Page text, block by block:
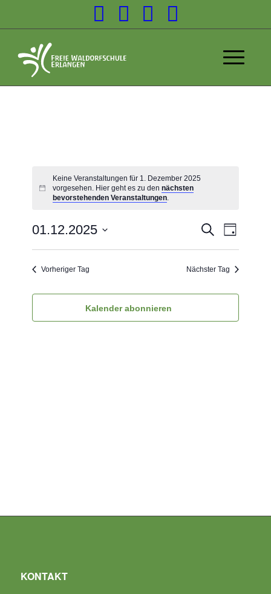
Keine Veranstaltungen für 1. Dezember 2025
vorgesehen. Hier geht es zu den nächsten
bevorstehenden Veranstaltungen.
Suche
und
Suche
Tag
01.12.2025
Vorheriger Tag Nächster Tag
Kalender abonnieren
KONTAKT